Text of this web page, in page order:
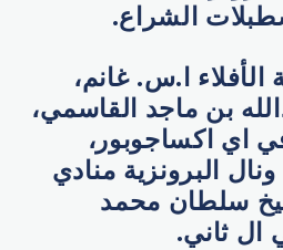
الشراع.
الأفلاء ا.س. غانم،
بن ماجد القاسمي،
اي اكساجوبور،
ونال البرونزية منادي
سلطان محمد
ال ثاني.